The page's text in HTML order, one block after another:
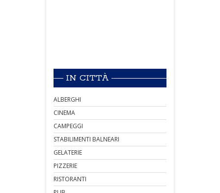
IN CITTÀ
ALBERGHI
CINEMA
CAMPEGGI
STABILIMENTI BALNEARI
GELATERIE
PIZZERIE
RISTORANTI